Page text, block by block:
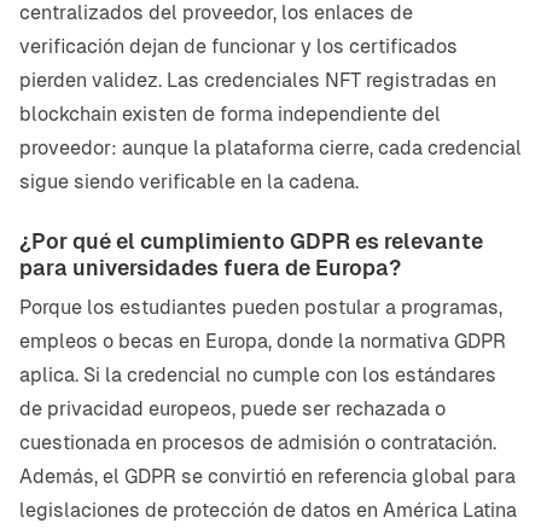
centralizados del proveedor, los enlaces de
verificación dejan de funcionar y los certificados
pierden validez. Las credenciales NFT registradas en
blockchain existen de forma independiente del
proveedor: aunque la plataforma cierre, cada credencial
sigue siendo verificable en la cadena.
¿Por qué el cumplimiento GDPR es relevante
para universidades fuera de Europa?
Porque los estudiantes pueden postular a programas,
empleos o becas en Europa, donde la normativa GDPR
aplica. Si la credencial no cumple con los estándares
de privacidad europeos, puede ser rechazada o
cuestionada en procesos de admisión o contratación.
Además, el GDPR se convirtió en referencia global para
legislaciones de protección de datos en América Latina